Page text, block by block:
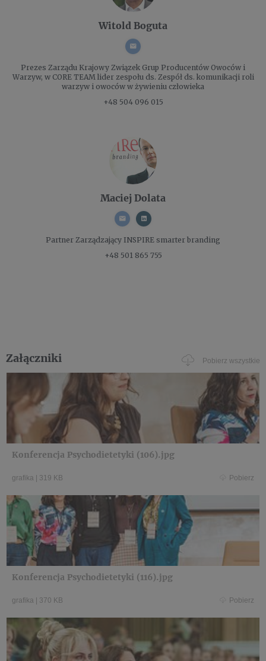
Witold Boguta
Prezes Zarządu Krajowy Związek Grup Producentów Owoców i
Warzyw, w CORE TEAM lider zespołu ds. Zespół ds. komunikacji roli
warzyw i owoców w żywieniu człowieka
+48 504 096 015
Maciej Dolata
Partner Zarządzający INSPIRE smarter branding
+48 501 865 755
Załączniki Pobierz wszystkie
Konferencja Psychodietetyki (106).jpg
grafika 319 KB Pobierz
Konferencja Psychodietetyki (116).jpg
grafika 370 KB Pobierz